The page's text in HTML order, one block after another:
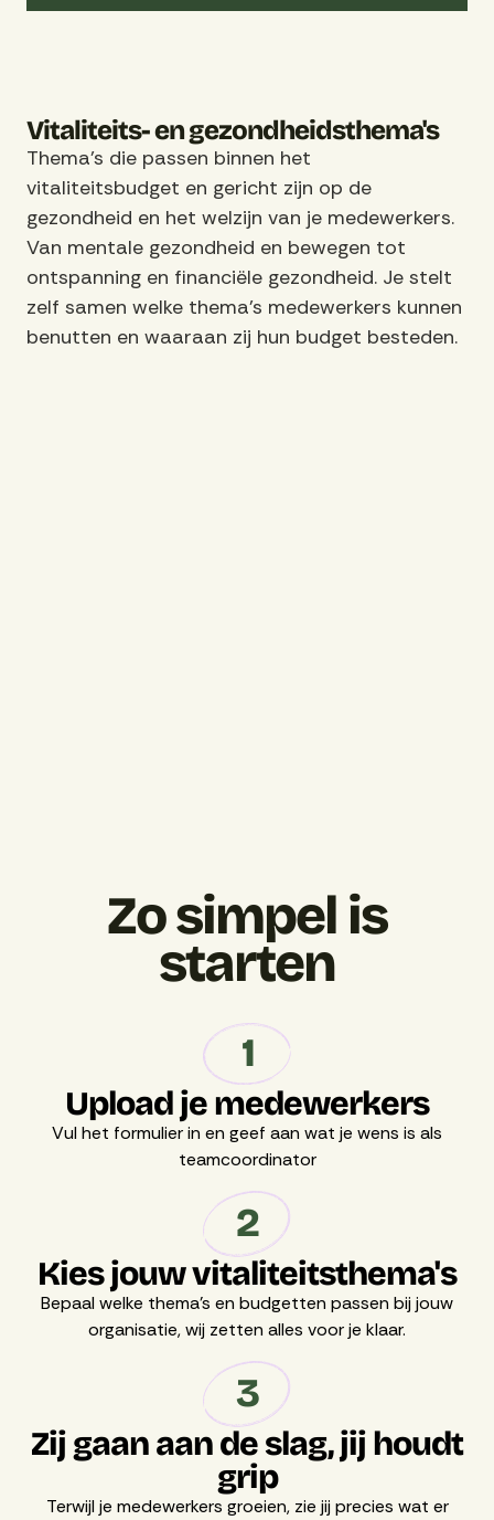
Vitaliteits- en gezondheidsthema's
Thema's die passen binnen het
vitaliteitsbudget en gericht zijn op de
gezondheid en het welzijn van je medewerkers.
Van mentale gezondheid en bewegen tot
ontspanning en financiële gezondheid. Je stelt
zelf samen welke thema's medewerkers kunnen
benutten en waaraan zij hun budget besteden.
Zo simpel is
starten
1
Upload je medewerkers
Vul het formulier in en geef aan wat je wens is als
teamcoordinator
2
Kies jouw vitaliteitsthema's
Bepaal welke thema's en budgetten passen bij jouw
organisatie, wij zetten alles voor je klaar.
3
Zij gaan aan de slag, jij houdt
grip
Terwijl je medewerkers groeien, zie jij precies wat er